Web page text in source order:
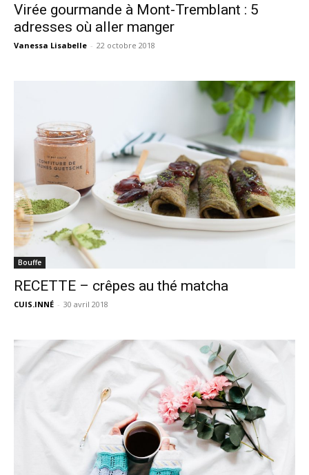
Virée gourmande à Mont-Tremblant : 5
adresses où aller manger
Vanessa Lisabelle - 22 octobre 2018
Bouffe
RECETTE – crêpes au thé matcha
CUIS.INNÉ - 30 avril 2018